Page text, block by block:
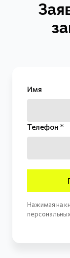
Имя
Телефон *
Нажимая на